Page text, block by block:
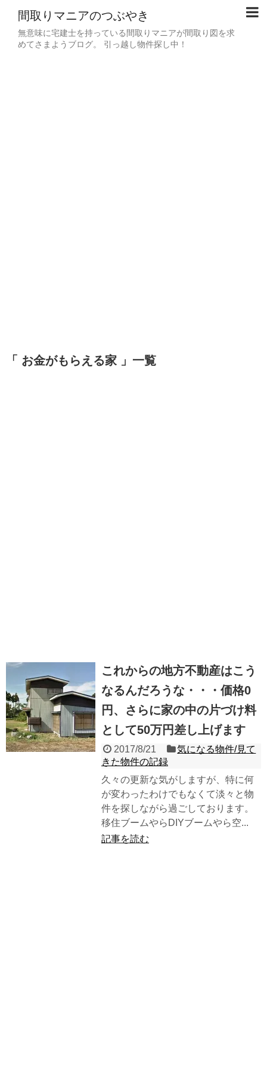
間取りマニアのつぶやき
無意味に宅建士を持っている間取りマニアが間取り図を求
めてさまようブログ。 引っ越し物件探し中！
「 お金がもらえる家 」一覧
これからの地方不動産はこう
なるんだろうな・・・価格0
円、さらに家の中の片づけ料
として50万円差し上げます
2017/8/21
気になる物件/見て
きた物件の記録
久々の更新な気がしますが、特に何
が変わったわけでもなくて淡々と物
件を探しながら過ごしております。
移住ブームやらDIYブームやら空...
記事を読む